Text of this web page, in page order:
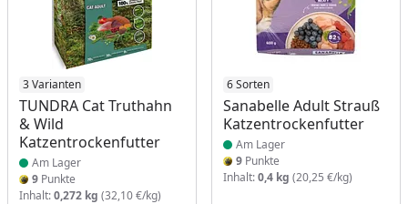
3 Varianten
TUNDRA Cat Truthahn
& Wild
Katzentrockenfutter
Produkt am Lager
Am Lager
9 Punkte
Inhalt:0,272 kg (32,10 €/kg)
6 Sorten
Sanabelle Adult Strauß
Katzentrockenfutter
Produkt am Lager
Am Lager
9Punkte
Inhalt:0,4 kg (20,25 €/kg)